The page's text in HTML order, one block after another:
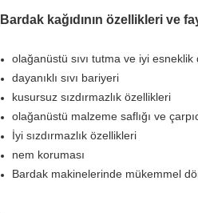
Bardak kağıdının özellikleri ve
olağanüstü sıvı tutma ve iyi esneklik
dayanıklı sıvı bariyeri
kusursuz sızdırmazlık özellikleri
olağanüstü malzeme saflığı ve
İyi sızdırmazlık özellikleri
nem koruması
Bardak makinelerinde mükemmel